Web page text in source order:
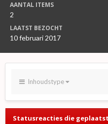
AANTAL ITEMS
2
LAATST BEZOCHT
10 februari 2017
Inhoudstype
Statusreacties die